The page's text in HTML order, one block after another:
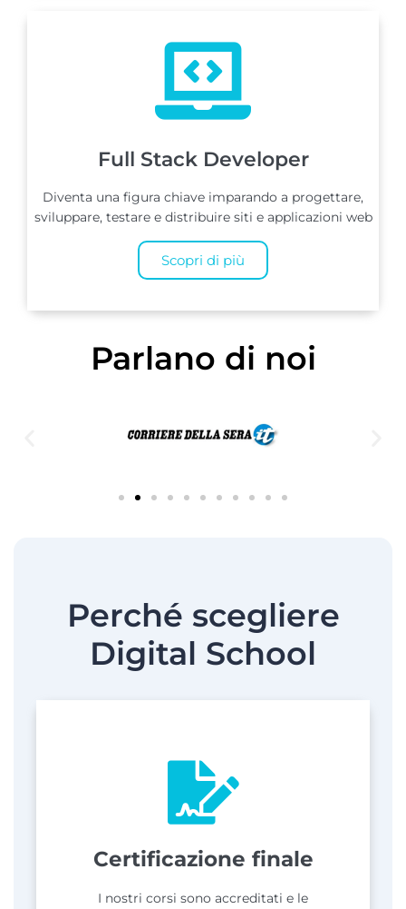
Full Stack Developer
Diventa una figura chiave imparando a progettare,
sviluppare, testare e distribuire siti e applicazioni web
Scopri di più
Parlano di noi
Perché scegliere
Digital School
Certificazione finale
I nostri corsi sono accreditati e le